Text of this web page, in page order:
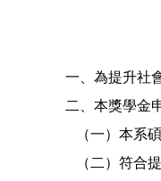
一、為提升社
二、本獎學金
（一）本系
（二）符合